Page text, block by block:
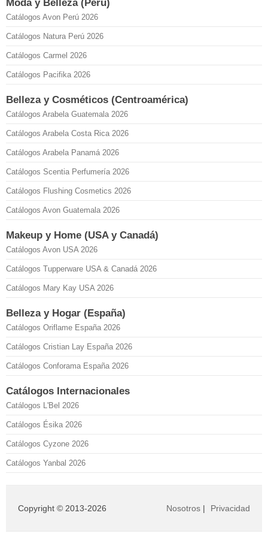
Moda y Belleza (Perú)
Catálogos Avon Perú 2026
Catálogos Natura Perú 2026
Catálogos Carmel 2026
Catálogos Pacifika 2026
Belleza y Cosméticos (Centroamérica)
Catálogos Arabela Guatemala 2026
Catálogos Arabela Costa Rica 2026
Catálogos Arabela Panamá 2026
Catálogos Scentia Perfumería 2026
Catálogos Flushing Cosmetics 2026
Catálogos Avon Guatemala 2026
Makeup y Home (USA y Canadá)
Catálogos Avon USA 2026
Catálogos Tupperware USA & Canadá 2026
Catálogos Mary Kay USA 2026
Belleza y Hogar (España)
Catálogos Oriflame España 2026
Catálogos Cristian Lay España 2026
Catálogos Conforama España 2026
Catálogos Internacionales
Catálogos L'Bel 2026
Catálogos Ésika 2026
Catálogos Cyzone 2026
Catálogos Yanbal 2026
Copyright © 2013-2026 Nosotros | Privacidad